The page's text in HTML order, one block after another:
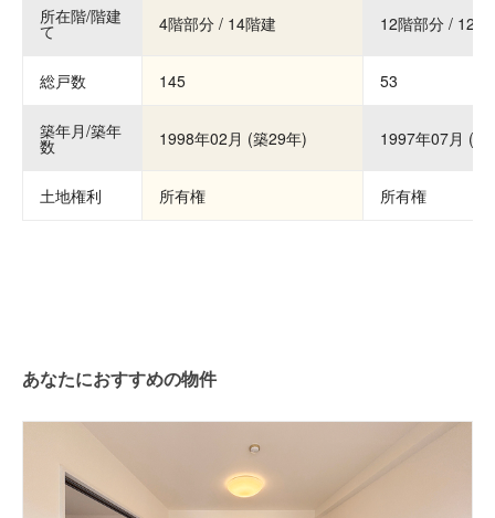
所在階/階建
て 4階部分 / 14階建 12階部分 / 12階
総戸数 145 53
築年月/築年
数 1998年02月 (築29年) 1997年07月 (築
土地権利 所有権 所有権
あなたにおすすめの物件